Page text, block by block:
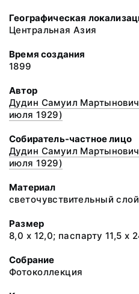
Географическая
Центральная Азия
Время создания
1899
Автор
Дудин Самуил
июля 1929)
Собиратель-частное лицо
Дудин Самуил
июля 1929)
Материал
светочувствительный
Размер
8,0 х 12,0; паспарту 11,5 х
Собрание
Фотоколлекция